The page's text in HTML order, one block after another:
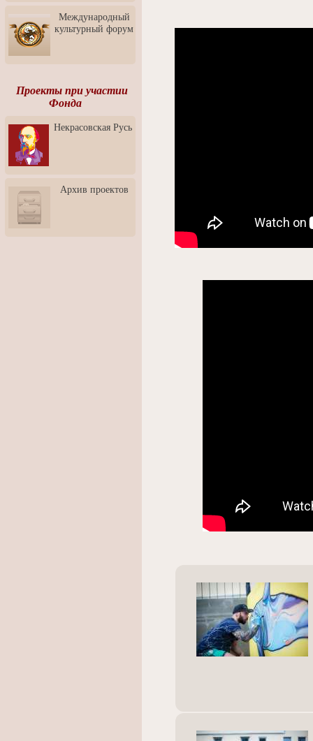
Пресс-конференция к
открытию выставки Зураба
Церетели
Фестиваль уличной
Отчётный концерт детского
театра танца "Задоринка"
Профессионалов - Эпизод
3: Обусловленности
человека и их влияние на
карьеру
скульптором Дмитрием
Тугариновым
АртБульвар в День города
Международный
культурный форум
Проекты при участии
Фонда
Некрасовская Русь
Архив проектов